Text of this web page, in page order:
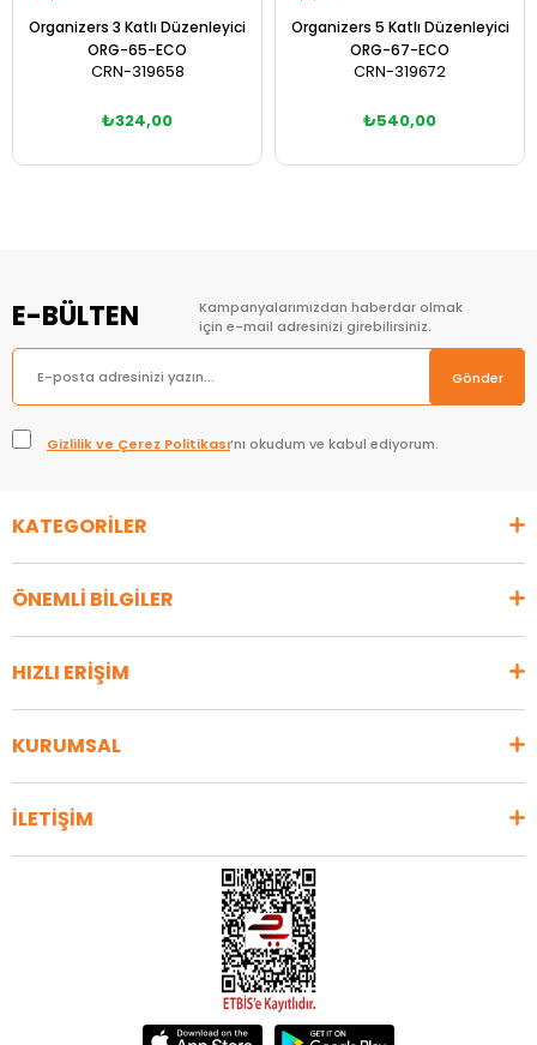
Organizers 3 Katlı Düzenleyici
ORG-65-ECO
CRN-319658
₺324,00
Organizers 5 Katlı Düzenleyici
ORG-67-ECO
CRN-319672
₺540,00
E-BÜLTEN
Kampanyalarımızdan haberdar olmak
için e-mail adresinizi girebilirsiniz.
Gönder
Gizlilik ve Çerez Politikası’nı okudum ve kabul ediyorum.
KATEGORİLER
ÖNEMLİ BİLGİLER
HIZLI ERİŞİM
KURUMSAL
İLETİŞİM